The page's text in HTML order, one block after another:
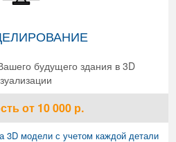
будущего здания в 3D
от 10 000 р.
3D модели с учетом каждой детали